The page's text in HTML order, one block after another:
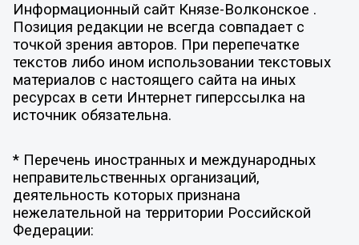
Информационный сайт Князе-Волконское .
Позиция редакции не всегда совпадает с
точкой зрения авторов. При перепечатке
текстов либо ином использовании текстовых
материалов с настоящего сайта на иных
ресурсах в сети Интернет гиперссылка на
источник обязательна.
* Перечень иностранных и международных
неправительственных организаций,
деятельность которых признана
нежелательной на территории Российской
Федерации: